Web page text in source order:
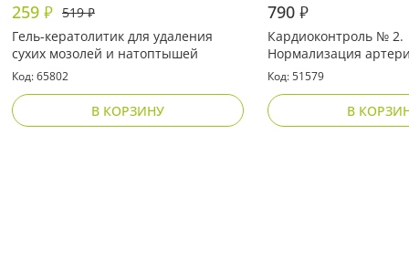
259 ₽ 519₽
Гель-кератолитик для удаления
сухих мозолей и натоптышей
Код: 65802
В КОРЗИНУ
790 ₽
Кардиоконтроль № 2.
Нормализация
давления
Код: 51579
В